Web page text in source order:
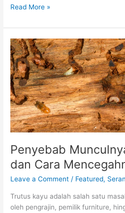
Read More »
Penyebab
dan Cara
Leave a Comment / Featured,
Trutus kayu adalah salah satu
oleh pengrajin, pemilik furniture,
Penyebab
Munculnya
Trutus
Kayu
dan
Cara
Mencegahnya
Sejak
Dini